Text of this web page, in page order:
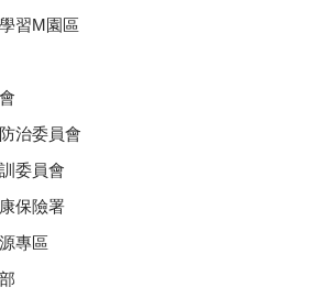
習M園區
治委員會
委員會
保險署
專區